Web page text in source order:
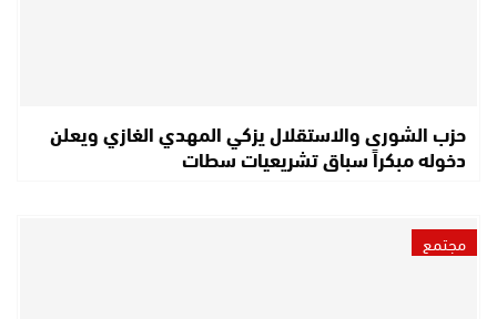
حزب الشورى والاستقلال يزكي المهدي الغازي ويعلن
دخوله مبكراً سباق تشريعيات سطات
مجتمع